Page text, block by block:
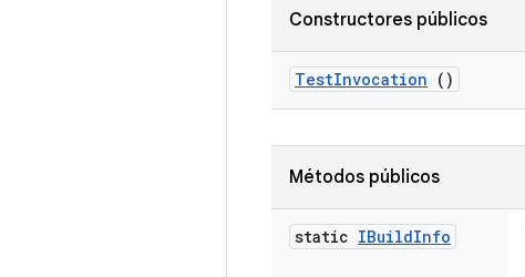
Constructores públicos
TestInvocation ()
Métodos públicos
static IBuildInfo